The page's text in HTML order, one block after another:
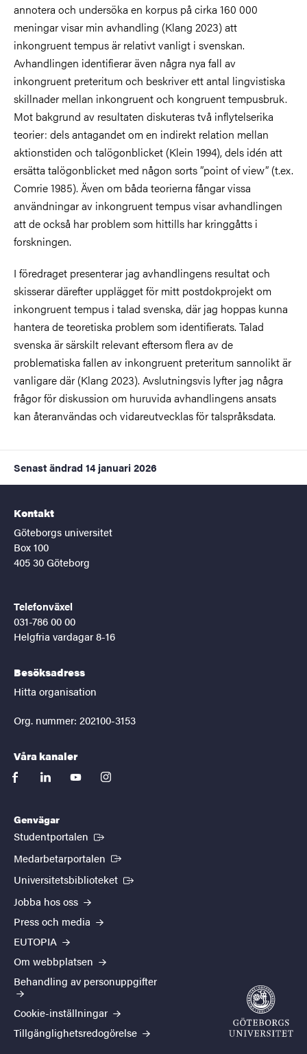
annotera och undersöka en korpus på cirka 160 000
meningar visar min avhandling (Klang 2023) att
inkongruent tempus är relativt vanligt i svenskan.
Avhandlingen identifierar även några nya fall av
inkongruent preteritum och beskriver ett antal lingvistiska
skillnader mellan inkongruent och kongruent tempusbruk.
Mot bakgrund av resultaten diskuteras två inflytelserika
teorier: dels antagandet om en indirekt relation mellan
aktionstiden och talögonblicket (Klein 1994), dels idén att
ersätta talögonblicket med någon sorts ”point of view” (t.ex.
Comrie 1985). Även om båda teorierna fångar vissa
användningar av inkongruent tempus visar avhandlingen
att de också har problem som hittills har kringgåtts i
forskningen.
I föredraget presenterar jag avhandlingens resultat och
skisserar därefter upplägget för mitt postdokprojekt om
inkongruent tempus i talad svenska, där jag hoppas kunna
hantera de teoretiska problem som identifierats. Talad
svenska är särskilt relevant eftersom flera av de
problematiska fallen av inkongruent preteritum sannolikt är
vanligare där (Klang 2023). Avslutningsvis lyfter jag några
frågor för diskussion om huruvida avhandlingens ansats
kan återanvändas och vidareutvecklas för talspråksdata.
Senast ändrad 14 januari 2026
Kontakt
Göteborgs universitet
Box 100
405 30 Göteborg
Telefonväxel
031-786 00 00
Helgfria vardagar 8-16
Besöksadress
Hitta organisation
Org. nummer: 202100-3153
Våra kanaler
facebooklinkedinyoutubeinstagram
Genvägar
Studentportalen (Extern länk)
Medarbetarportalen (Extern länk)
Universitetsbiblioteket (Extern länk)
Jobba hos oss
Press och media
EUTOPIA
Om webbplatsen
Behandling av personuppgifter
Cookie-inställningar
Tillgänglighetsredogörelse